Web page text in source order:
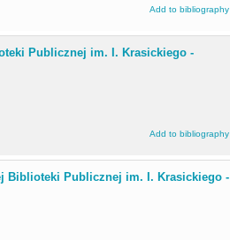
Add to bibliography
Publicznej im. I. Krasickiego -
Add to bibliography
Biblioteki Publicznej im. I. Krasickiego -